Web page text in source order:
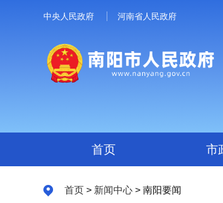
中央人民政府 河南省人民政府
首页 市
首页 > 新闻中心 > 南阳要闻